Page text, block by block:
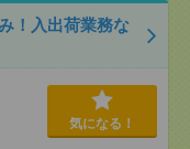
！入出荷業務な
気になる！